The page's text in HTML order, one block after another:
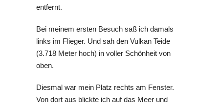
entfernt.
Bei meinem ersten Besuch saß ich damals
links im Flieger. Und sah den Vulkan Teide
(3.718 Meter hoch) in voller Schönheit von
oben.
Diesmal war mein Platz rechts am Fenster.
Von dort aus blickte ich auf das Meer und